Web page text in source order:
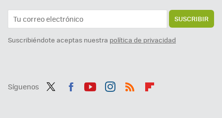
SUSCRIBIR
Suscribiéndote aceptas nuestra política de privacidad
Síguenos